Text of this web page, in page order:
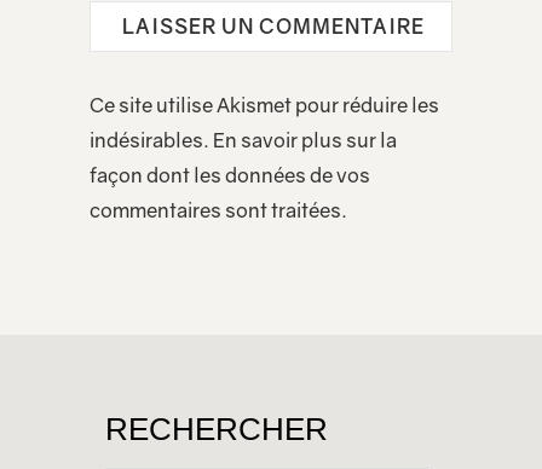
Ce site utilise Akismet pour réduire les
indésirables. En savoir plus sur la
façon dont les données de vos
commentaires sont traitées.
RECHERCHER